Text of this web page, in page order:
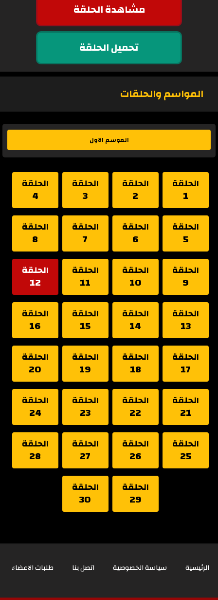
مشاهدة الحلقة
تحميل الحلقة
المواسم والحلقات
الموسم الاول
الحلقة
1
الحلقة
2
الحلقة
3
الحلقة
4
الحلقة
5
الحلقة
6
الحلقة
7
الحلقة
8
الحلقة
9
الحلقة
10
الحلقة
11
الحلقة
12
الحلقة
13
الحلقة
14
الحلقة
15
الحلقة
16
الحلقة
17
الحلقة
18
الحلقة
19
الحلقة
20
الحلقة
21
الحلقة
22
الحلقة
23
الحلقة
24
الحلقة
25
الحلقة
26
الحلقة
27
الحلقة
28
الحلقة
29
الحلقة
30
الرئيسية سياسة الخصوصية اتصل بنا طلبات الاعضاء